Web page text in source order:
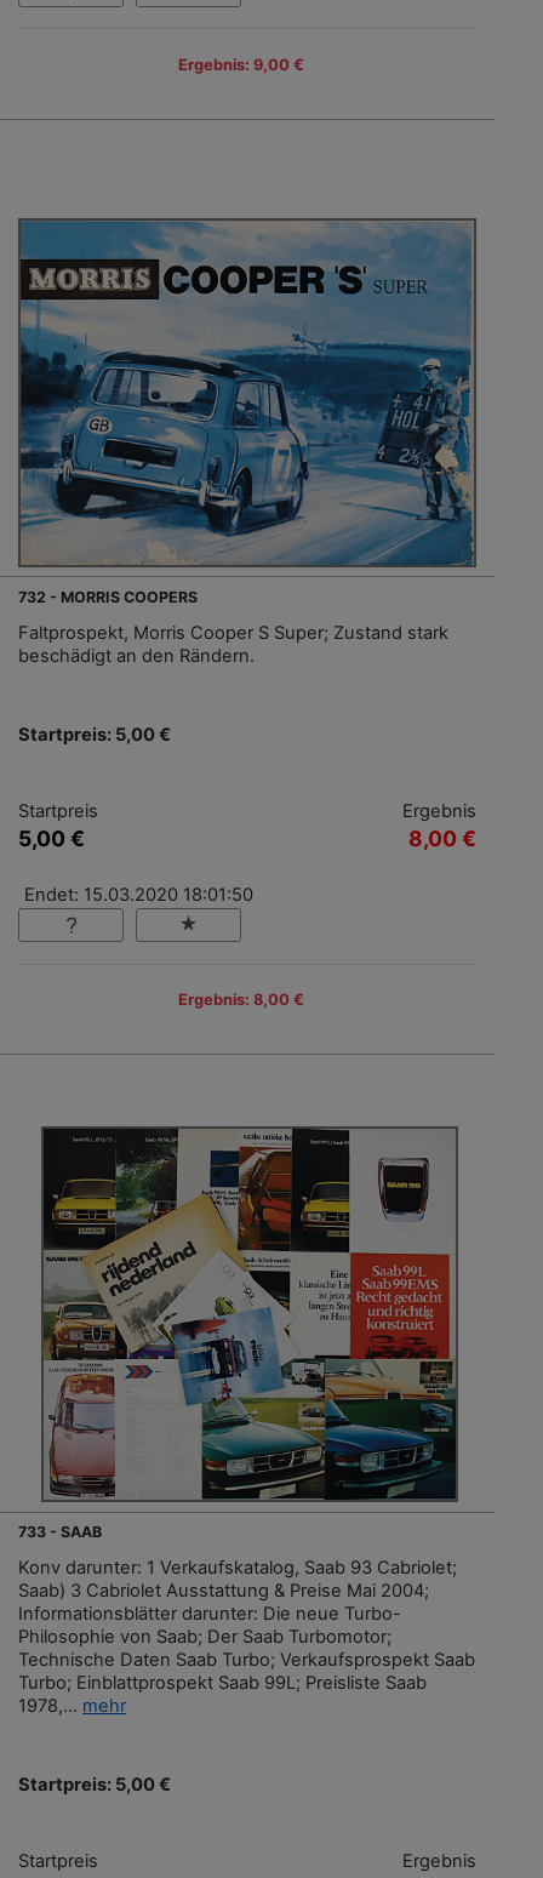
Ergebnis: 9,00 €
732 - MORRIS COOPERS
Faltprospekt, Morris Cooper S Super; Zustand stark
beschädigt an den Rändern.
Startpreis: 5,00 €
Startpreis
5,00 €
Ergebnis
8,00 €
Endet: 15.03.2020 18:01:50
Ergebnis: 8,00 €
733 - SAAB
Konv darunter: 1 Verkaufskatalog, Saab 93 Cabriolet;
Saab) 3 Cabriolet Ausstattung & Preise Mai 2004;
Informationsblätter darunter: Die neue Turbo-
Philosophie von Saab; Der Saab Turbomotor;
Technische Daten Saab Turbo; Verkaufsprospekt Saab
Turbo; Einblattprospekt Saab 99L; Preisliste Saab
1978,... mehr
Startpreis: 5,00 €
Startpreis Ergebnis